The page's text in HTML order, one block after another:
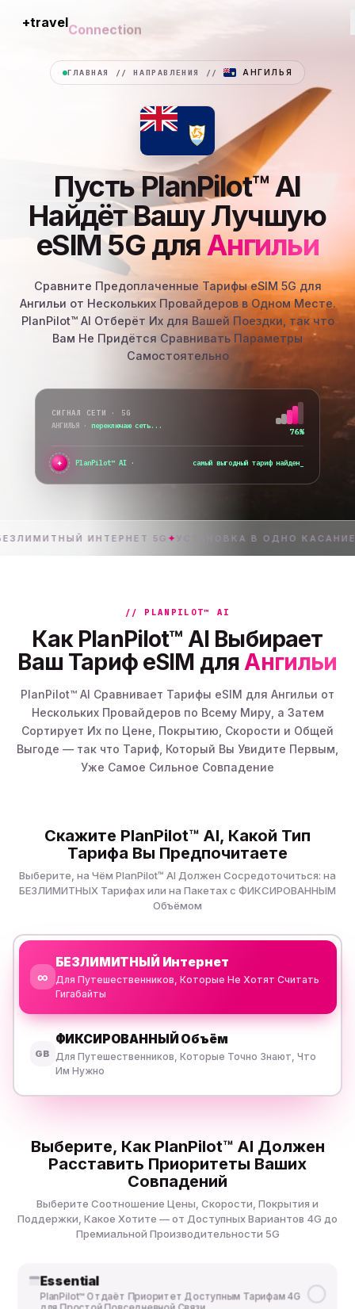
+travelConnection
ГЛАВНАЯ //НАПРАВЛЕНИЯ // АНГИЛЬЯ
Пусть PlanPilot™ AI
Найдёт Вашу Лучшую
eSIM 5G дляАнгильи
Сравните Предоплаченные Тарифы eSIM 5G для
Ангильи от Нескольких Провайдеров в Одном Месте.
PlanPilot™ AI Отберёт Их для Вашей Поездки, так что
Вам Не Придётся Сравнивать Параметры
Самостоятельно
СИГНАЛ СЕТИ · 5G
АНГИЛЬЯ · все сети доступны
98%
✦ ● PlanPilot™ AI · проверяю мгновенную активацию...
ИНТЕРНЕТ 5G ✦УСТАНОВКА В ОДНО КАСАНИЕ✦
// PLANPILOT™ AI
Как PlanPilot™ AI Выбирает
Ваш Тариф eSIM дляАнгильи
PlanPilot™ AI Сравнивает Тарифы eSIM для Ангильи от
Нескольких Провайдеров по Всему Миру, а Затем
Сортирует Их по Цене, Покрытию, Скорости и Общей
Выгоде — так что Тариф, Который Вы Увидите Первым,
Уже Самое Сильное Совпадение
Скажите PlanPilot™ AI, Какой Тип
Тарифа Вы Предпочитаете
Выберите, на Чём PlanPilot™ AI Должен Сосредоточиться: на
БЕЗЛИМИТНЫХ Тарифах или на Пакетах с ФИКСИРОВАННЫМ
Объёмом
∞
БЕЗЛИМИТНЫЙ Интернет
Для Путешественников, Которые Не Хотят Считать
Гигабайты
GB
ФИКСИРОВАННЫЙ Объём
Для Путешественников, Которые Точно Знают, Что
Им Нужно
Выберите, Как PlanPilot™ AI Должен
Расставить Приоритеты Ваших
Совпадений
Выберите Соотношение Цены, Скорости, Покрытия и
Поддержки, Какое Хотите — от Доступных Вариантов 4G до
Премиальной Производительности 5G
Essential
PlanPilot™ Отдаёт Приоритет Доступным Тарифам 4G